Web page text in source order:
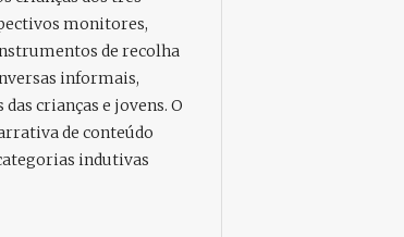
monitores,
de recolha
informais,
crianças e jovens. O
de conteúdo
indutivas